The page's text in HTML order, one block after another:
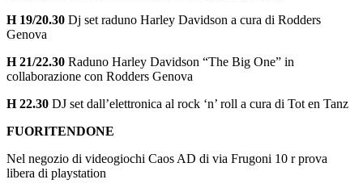
H 19/20.30 Dj set raduno Harley Davidson a cura di Rodders
Genova
H 21/22.30 Raduno Harley Davidson “The Big One” in
collaborazione con Rodders Genova
H 22.30 DJ set dall’elettronica al rock ‘n’ roll a cura di Tot en Tanz
FUORITENDONE
Nel negozio di videogiochi Caos AD di via Frugoni 10 r prova
libera di playstation